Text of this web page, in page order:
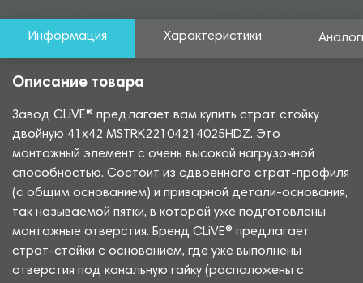
Информация Характеристики
Описание товара
Завод CLiVE® предлагает вам купить страт стойку
двойную 41х42 MSTRK22104214025HDZ. Это
монтажный элемент с очень высокой нагрузочной
способностью. Состоит из сдвоенного страт-профиля
(с общим основанием) и приварной детали-основания,
так называемой пятки, в которой уже подготовлены
монтажные отверстия. Бренд CLiVE® предлагает
страт-стойки с основанием, где уже выполнены
отверстия под канальную гайку (расположены с